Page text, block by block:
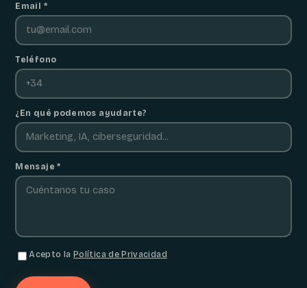
Email *
Teléfono
¿En qué podemos ayudarte?
Mensaje *
Acepto la Política de Privacidad